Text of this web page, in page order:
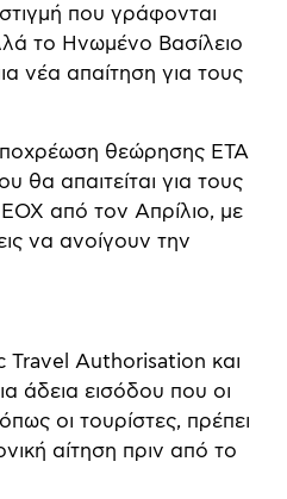
που γράφονται
το Ηνωμένο Βασίλειο
νέα απαίτηση για τους
θεώρησης ETA
θα απαιτείται για τους
ΕΟΧ από τον Απρίλιο, με
να ανοίγουν την
Travel Authorisation και
άδεια εισόδου που οι
οι τουρίστες, πρέπει
αίτηση πριν από το